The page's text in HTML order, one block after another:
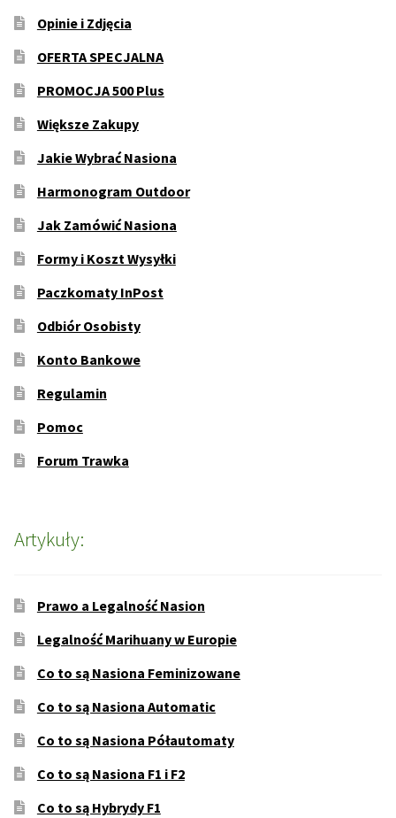
Opinie i Zdjęcia
OFERTA SPECJALNA
PROMOCJA 500 Plus
Większe Zakupy
Jakie Wybrać Nasiona
Harmonogram Outdoor
Jak Zamówić Nasiona
Formy i Koszt Wysyłki
Paczkomaty InPost
Odbiór Osobisty
Konto Bankowe
Regulamin
Pomoc
Forum Trawka
Artykuły:
Prawo a Legalność Nasion
Legalność Marihuany w Europie
Co to są Nasiona Feminizowane
Co to są Nasiona Automatic
Co to są Nasiona Półautomaty
Co to są Nasiona F1 i F2
Co to są Hybrydy F1